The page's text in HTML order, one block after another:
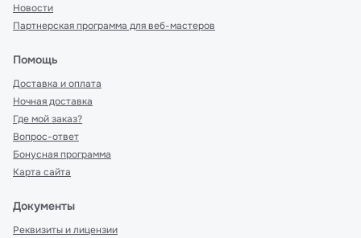
Новости
Партнерская программа для веб-мастеров
Помощь
Доставка и оплата
Ночная доставка
Где мой заказ?
Вопрос-ответ
Бонусная программа
Карта сайта
Документы
Реквизиты и лицензии